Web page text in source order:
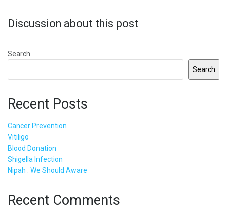
Discussion about this post
Search
Search
Recent Posts
Cancer Prevention
Vitiligo
Blood Donation
Shigella Infection
Nipah : We Should Aware
Recent Comments